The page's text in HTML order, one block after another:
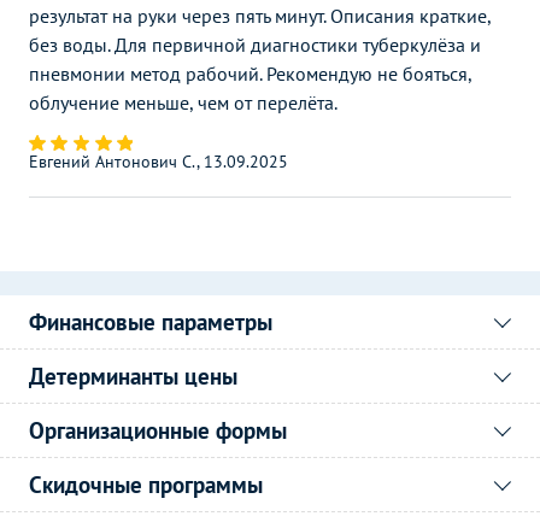
результат на руки через пять минут. Описания краткие,
без воды. Для первичной диагностики туберкулёза и
пневмонии метод рабочий. Рекомендую не бояться,
облучение меньше, чем от перелёта.
Евгений Антонович С., 13.09.2025
Финансовые параметры
Детерминанты цены
Организационные формы
Скидочные программы